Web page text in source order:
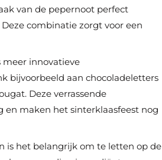
van de pepernoot perfect
combinatie zorgt voor een
meer innovatieve
bijvoorbeeld aan chocoladeletters
Deze verrassende
en maken het sinterklaasfeest nog
is het belangrijk om te letten op de